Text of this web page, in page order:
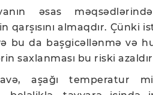
əsas
qarşısını almaqdır.
bu da başgicəllənmə və
saxlanması bu riski
aşağı temperatur